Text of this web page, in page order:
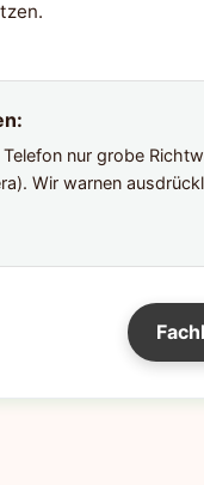
nur grobe
Wir warnen